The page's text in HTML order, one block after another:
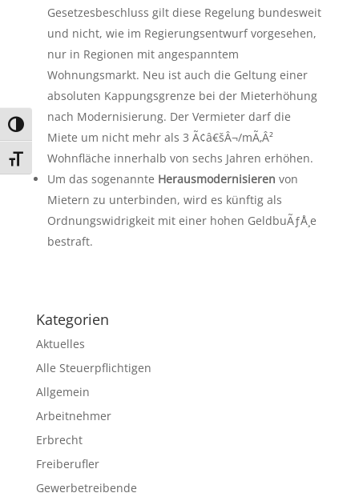
Umschalten auf hohe Kontraste
Schrift vergrößern
Gesetzesbeschluss gilt diese Regelung bundesweit
und nicht, wie im Regierungsentwurf vorgesehen,
nur in Regionen mit angespanntem
Wohnungsmarkt. Neu ist auch die Geltung einer
absoluten Kappungsgrenze bei der Mieterhöhung
nach Modernisierung. Der Vermieter darf die
Miete um nicht mehr als 3 Ã¢â€šÂ¬/mÃ‚Â²
Wohnfläche innerhalb von sechs Jahren erhöhen.
Um das sogenannte Herausmodernisieren von
Mietern zu unterbinden, wird es künftig als
Ordnungswidrigkeit mit einer hohen GeldbuÃƒÅ¸e
bestraft.
Kategorien
Aktuelles
Alle Steuerpflichtigen
Allgemein
Arbeitnehmer
Erbrecht
Freiberufler
Gewerbetreibende